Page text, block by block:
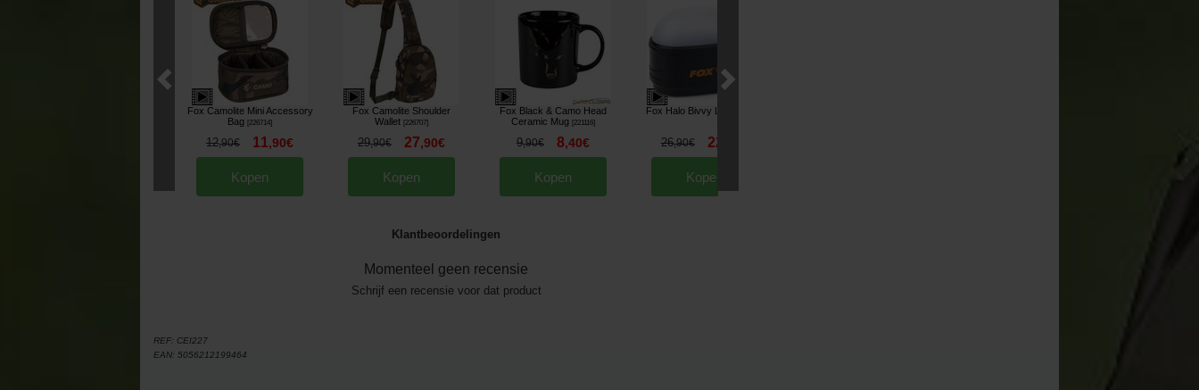
Fox Camolite Mini Accessory
Bag [226714]
12,90€ 11,90€
Kopen
Fox Camolite Shoulder
Wallet [226707]
29,90€ 27,90€
Kopen
Fox Black & Camo Head
Ceramic Mug [221116]
9,90€ 8,40€
Kopen
Fox Halo Bivvy Light
26,90€ 22
Kopen
Klantbeoordelingen
Momenteel geen recensie
Schrijf een recensie voor dat product
REF: CEI227
EAN: 5056212199464